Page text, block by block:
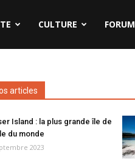
CULTURE FORUM
articles
Island : la plus grande île de
du monde
2023